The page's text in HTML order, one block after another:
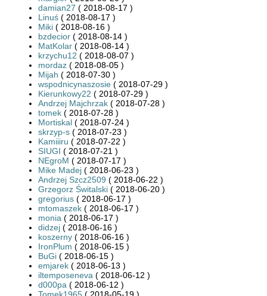
damian27 ( 2018-08-17 )
Linuś ( 2018-08-17 )
Miki ( 2018-08-16 )
bzdecior ( 2018-08-14 )
MatKolar ( 2018-08-14 )
krzychu12 ( 2018-08-07 )
mordaz ( 2018-08-05 )
Mijah ( 2018-07-30 )
wspodnicynaszosie ( 2018-07-29 )
Kierunkowy22 ( 2018-07-29 )
Andrzej Majchrzak ( 2018-07-28 )
tomek ( 2018-07-28 )
Mortiskal ( 2018-07-24 )
skrzyp-s ( 2018-07-23 )
Kamiiiru ( 2018-07-22 )
SIUGI ( 2018-07-21 )
NEgroM ( 2018-07-17 )
Mike Madej ( 2018-06-23 )
Andrzej Szcz2509 ( 2018-06-22 )
Grzegorz Świtalski ( 2018-06-20 )
gregorius ( 2018-06-17 )
mtomaszek ( 2018-06-17 )
monia ( 2018-06-17 )
didzej ( 2018-06-16 )
koszerny ( 2018-06-16 )
IronPlum ( 2018-06-15 )
BuGi ( 2018-06-15 )
emjarek ( 2018-06-13 )
iltemposeneva ( 2018-06-12 )
d000pa ( 2018-06-12 )
Tomek1965 ( 2018-05-19 )